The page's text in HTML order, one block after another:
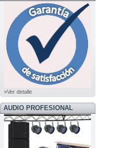
»Ver detalle
AUDIO PROFESIONAL